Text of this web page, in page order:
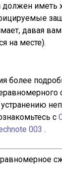
должен иметь
давая вам
на месте).
более
с
003 .